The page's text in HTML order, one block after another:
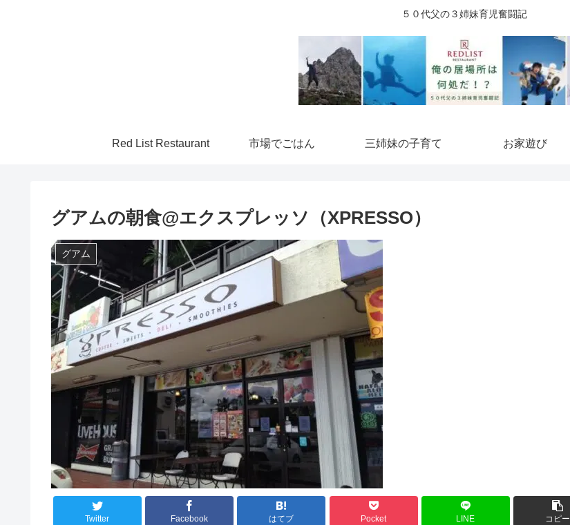
５０代父の３姉妹育児奮闘記
Red List Restaurant 市場でごはん 三姉妹の子育て お家遊び
グアムの朝食@エクスプレッソ（XPRESSO）
グアム
Twitter Facebook はてブ Pocket LINE コピー